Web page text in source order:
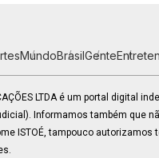
MundoBrasilGente
LTDA é um portal digital
Informamos também que
ISTOÉ, tampouco